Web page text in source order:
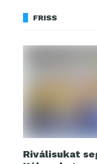
FRISS
Riválisukat